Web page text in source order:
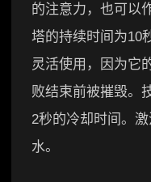
的注意力，也可以
塔的持续时间为10
灵活使用，因为它
败结束前被摧毁。
2秒的冷却时间。
水。